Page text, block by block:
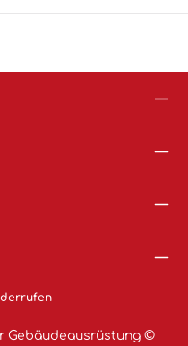
Gebäudeausrüstung ©